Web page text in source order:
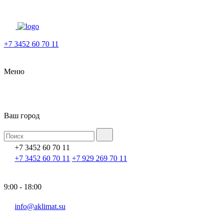
+7 3452 60 70 11
Меню
Ваш город
+7 3452 60 70 11
+7 3452 60 70 11 +7 929 269 70 11
9:00 - 18:00
info@aklimat.su